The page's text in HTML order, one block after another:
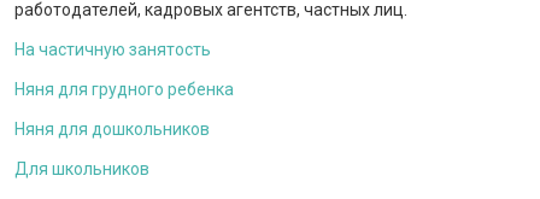
работодателей, кадровых агентств, частных лиц.
На частичную занятость
Няня для грудного ребенка
Няня для дошкольников
Для школьников